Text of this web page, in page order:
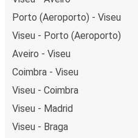
Porto (Aeroporto) - Viseu
Viseu - Porto (Aeroporto)
Aveiro - Viseu
Coimbra - Viseu
Viseu - Coimbra
Viseu - Madrid
Viseu - Braga